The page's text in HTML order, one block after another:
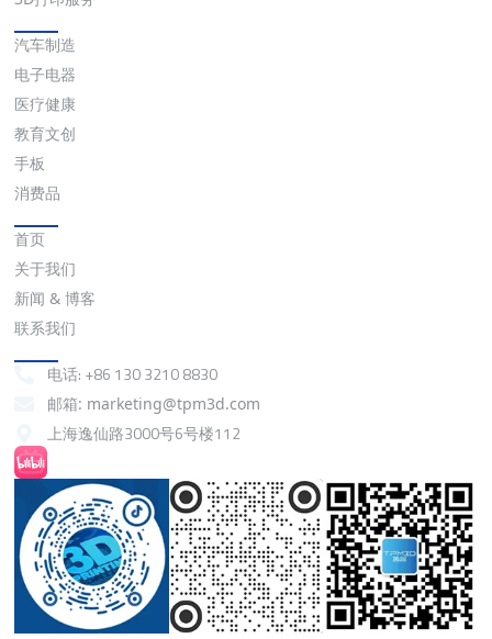
汽车制造
电子电器
医疗健康
教育文创
手板
消费品
首页
关于我们
新闻 & 博客
联系我们
电话: +86 130 3210 8830
邮箱: marketing@tpm3d.com
上海逸仙路3000号6号楼112